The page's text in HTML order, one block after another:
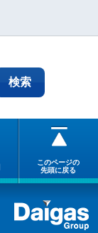
このページの
先頭に戻る